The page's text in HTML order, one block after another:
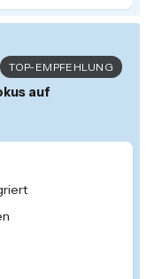
TOP-EMPFEHLUNG
auf